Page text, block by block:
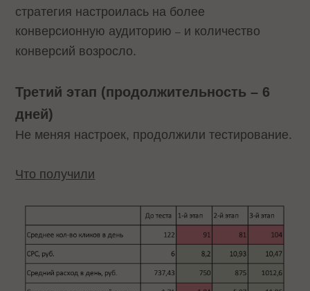
стратегия настроилась на более
конверсионную аудиторию– и количество
конверсий возросло.
Третий этап (продолжительность – 6
дней)
Не меняя настроек, продолжили тестирование.
Что получили